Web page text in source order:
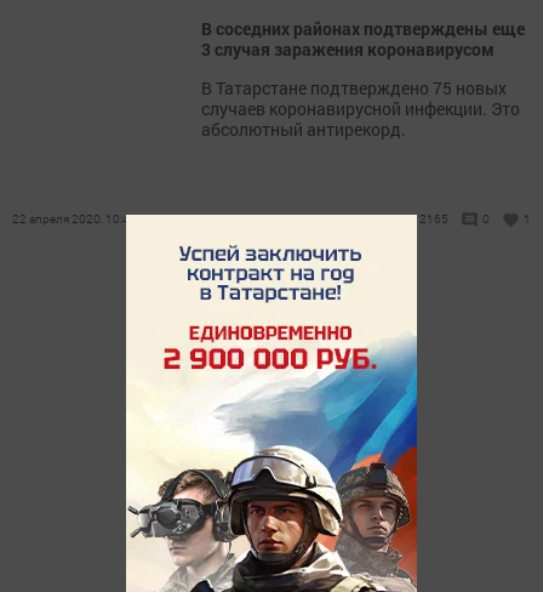
В соседних районах подтверждены еще
3 случая заражения коронавирусом
В Татарстане подтверждено 75 новых
случаев коронавирусной инфекции. Это
абсолютный антирекорд.
22 апреля 2020, 10:47 2165 0 1